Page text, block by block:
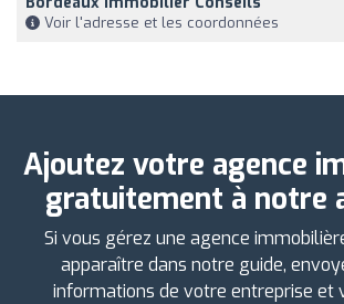
Voir l'adresse et les coordonnées
Ajoutez votre agence
gratuitement à notre
Si vous gérez une agence
apparaître dans notre guide,
informations de votre entreprise et